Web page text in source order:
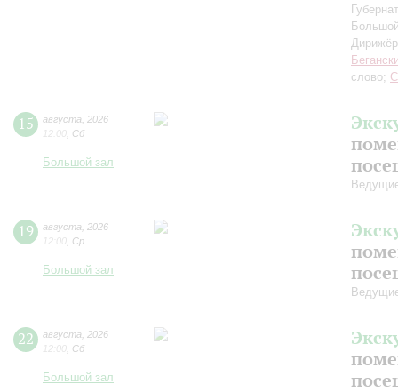
слово;
15 августа
2026
12:00 Сб
Большой зал
19 августа
2026
12:00 Ср
Большой зал
22 августа
2026
12:00 Сб
Большой зал